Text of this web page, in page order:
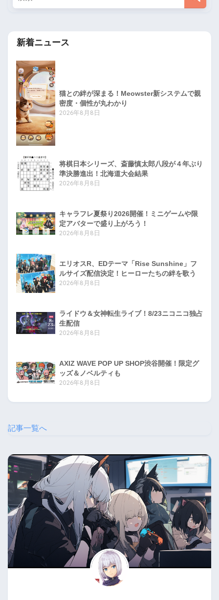
新着ニュース
猫との絆が深まる！Meowster新システムで親
密度・個性が丸わかり
2026年8月8日
将棋日本シリーズ、斎藤慎太郎八段が４年ぶり
準決勝進出！北海道大会結果
2026年8月8日
キャラフレ夏祭り2026開催！ミニゲームや限
定アバターで盛り上がろう！
2026年8月8日
エリオスR、EDテーマ「Rise Sunshine」フ
ルサイズ配信決定！ヒーローたちの絆を歌う
2026年8月8日
ライドウ＆女神転生ライブ！8/23ニコニコ独占
生配信
2026年8月8日
AXIZ WAVE POP UP SHOP渋谷開催！限定グ
ッズ＆ノベルティも
2026年8月8日
記事一覧へ